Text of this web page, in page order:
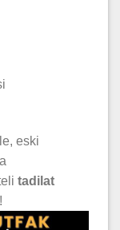
eski
tadilat